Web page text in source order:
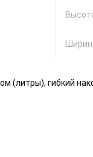
гибкий